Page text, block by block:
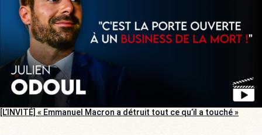
[L’INVITÉ] « Emmanuel Macron a détruit tout ce qu’il a touché »